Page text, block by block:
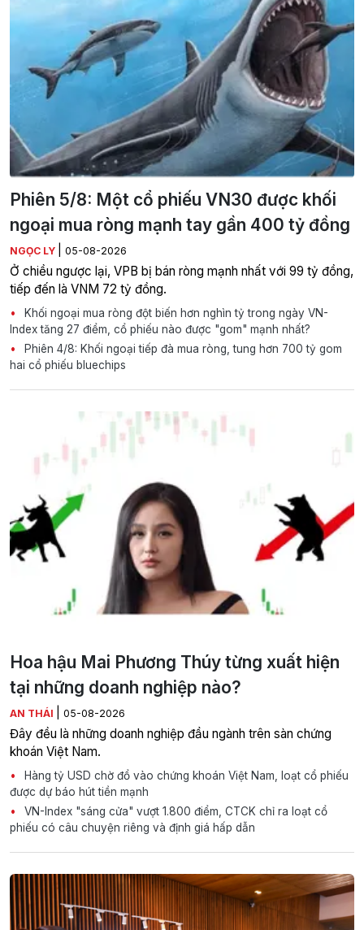
Phiên 5/8: Một cổ phiếu VN30 được khối
ngoại mua ròng mạnh tay gần 400 tỷ đồng
NGỌC LY 05-08-2026
Ở chiều ngược lại, VPB bị bán ròng mạnh nhất với 99 tỷ đồng,
tiếp đến là VNM 72 tỷ đồng.
Khối ngoại mua ròng đột biến hơn nghìn tỷ trong ngày VN-
Index tăng 27 điểm, cổ phiếu nào được "gom" mạnh nhất?
Phiên 4/8: Khối ngoại tiếp đà mua ròng, tung hơn 700 tỷ gom
hai cổ phiếu bluechips
Hoa hậu Mai Phương Thúy từng xuất hiện
tại những doanh nghiệp nào?
AN THÁI 05-08-2026
Đây đều là những doanh nghiệp đầu ngành trên sàn chứng
khoán Việt Nam.
Hàng tỷ USD chờ đổ vào chứng khoán Việt Nam, loạt cổ phiếu
được dự báo hút tiền mạnh
VN-Index "sáng cửa" vượt 1.800 điểm, CTCK chỉ ra loạt cổ
phiếu có câu chuyện riêng và định giá hấp dẫn